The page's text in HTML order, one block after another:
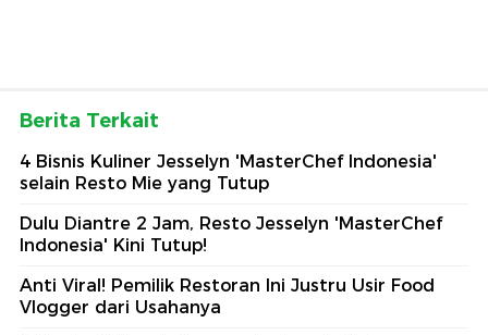
Berita Terkait
4 Bisnis Kuliner Jesselyn 'MasterChef Indonesia'
selain Resto Mie yang Tutup
Dulu Diantre 2 Jam, Resto Jesselyn 'MasterChef
Indonesia' Kini Tutup!
Anti Viral! Pemilik Restoran Ini Justru Usir Food
Vlogger dari Usahanya